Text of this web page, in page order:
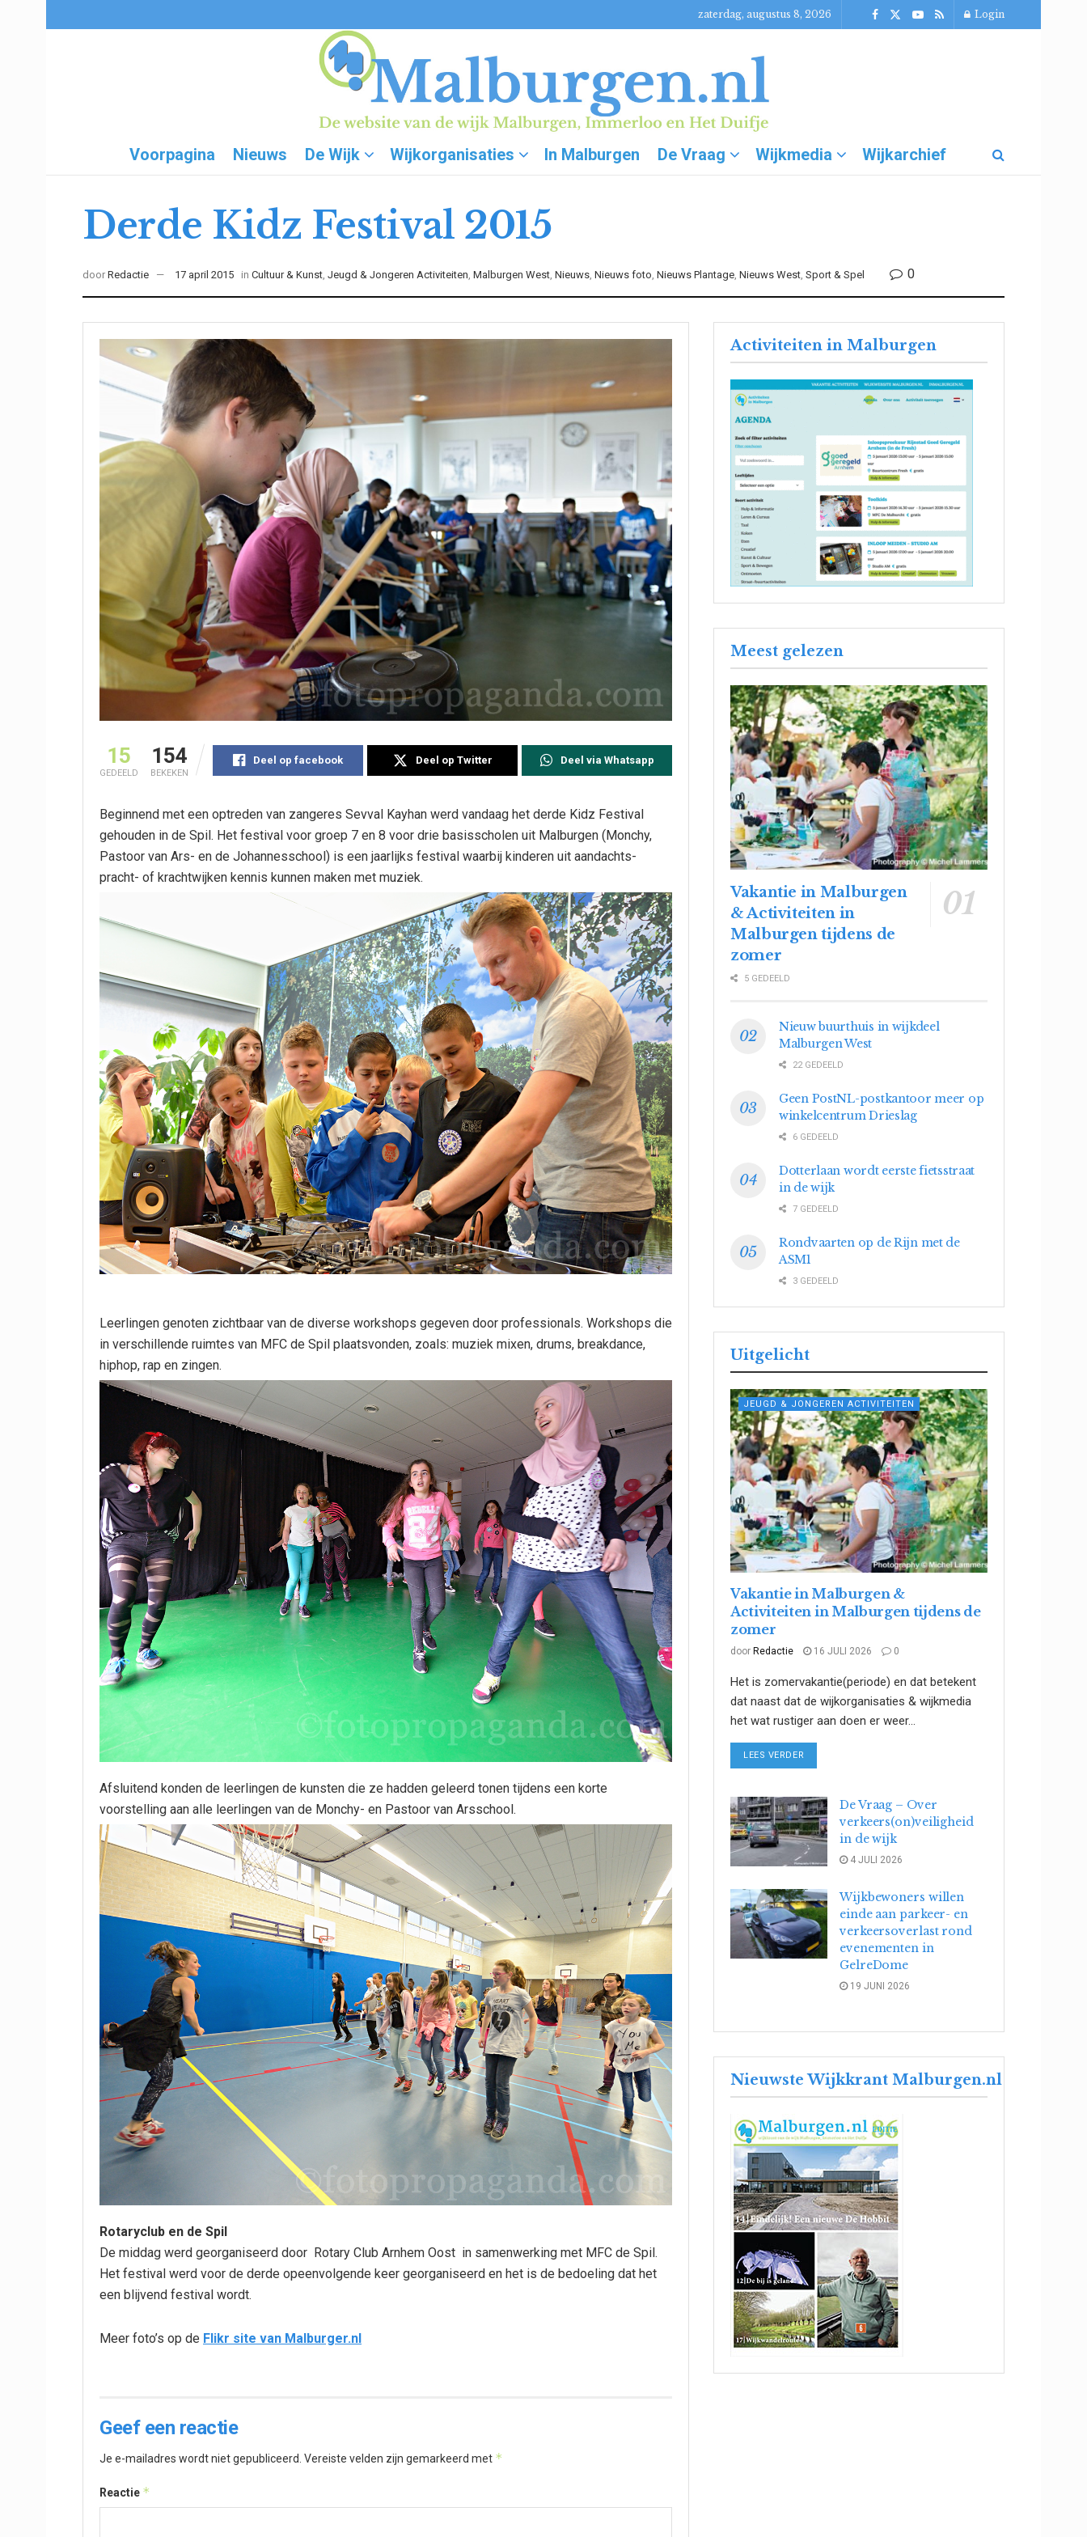
zaterdag, augustus 8, 2026 Login
Voorpagina Nieuws De Wijk Wijkorganisaties In Malburgen De Vraag Wijkmedia Wijkarchief
Derde Kidz Festival 2015
door Redactie 17 april 2015 in Cultuur & Kunst, Jeugd & Jongeren Activiteiten, Malburgen West, Nieuws, Nieuws foto, Nieuws Plantage, Nieuws West, Sport & Spel 0
15
GEDEELD
154
BEKEKEN
Deel op facebook Deel op Twitter Deel via Whatsapp
Beginnend met een optreden van zangeres Sevval Kayhan werd vandaag het derde Kidz Festival
gehouden in de Spil. Het festival voor groep 7 en 8 voor drie basisscholen uit Malburgen (Monchy,
Pastoor van Ars- en de Johannesschool) is een jaarlijks festival waarbij kinderen uit aandachts-
pracht- of krachtwijken kennis kunnen maken met muziek.
Leerlingen genoten zichtbaar van de diverse workshops gegeven door professionals. Workshops die
in verschillende ruimtes van MFC de Spil plaatsvonden, zoals: muziek mixen, drums, breakdance,
hiphop, rap en zingen.
Afsluitend konden de leerlingen de kunsten die ze hadden geleerd tonen tijdens een korte
voorstelling aan alle leerlingen van de Monchy- en Pastoor van Arsschool.
Rotaryclub en de Spil
De middag werd georganiseerd door Rotary Club Arnhem Oost in samenwerking met MFC de Spil.
Het festival werd voor de derde opeenvolgende keer georganiseerd en het is de bedoeling dat het
een blijvend festival wordt.
Meer foto’s op de Flikr site van Malburger.nl
Geef een reactie
Je e-mailadres wordt niet gepubliceerd. Vereiste velden zijn gemarkeerd met *
Reactie *
Activiteiten in Malburgen
Meest gelezen
Vakantie in Malburgen
& Activiteiten in
Malburgen tijdens de
zomer
5 GEDEELD
Nieuw buurthuis in wijkdeel
Malburgen West
22 GEDEELD
Geen PostNL-postkantoor meer op
winkelcentrum Drieslag
6 GEDEELD
Dotterlaan wordt eerste fietsstraat
in de wijk
7 GEDEELD
Rondvaarten op de Rijn met de
ASM1
3 GEDEELD
Uitgelicht
JEUGD & JONGEREN ACTIVITEITEN
Vakantie in Malburgen &
Activiteiten in Malburgen tijdens de
zomer
door Redactie 16 JULI 2026 0
Het is zomervakantie(periode) en dat betekent
dat naast dat de wijkorganisaties & wijkmedia
het wat rustiger aan doen er weer...
LEES VERDER
De Vraag – Over
verkeers(on)veiligheid
in de wijk
4 JULI 2026
Wijkbewoners willen
einde aan parkeer- en
verkeersoverlast rond
evenementen in
GelreDome
19 JUNI 2026
Nieuwste Wijkkrant Malburgen.nl